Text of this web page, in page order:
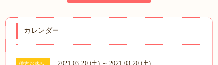
カレンダー
稽古お休み 2021-03-20 (土) ～ 2021-03-20 (土)